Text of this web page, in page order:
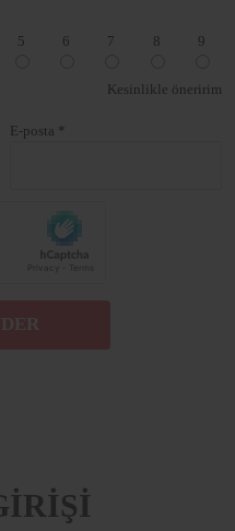
5 6 7 8 9
Kesinlikle öneririm
E-posta *